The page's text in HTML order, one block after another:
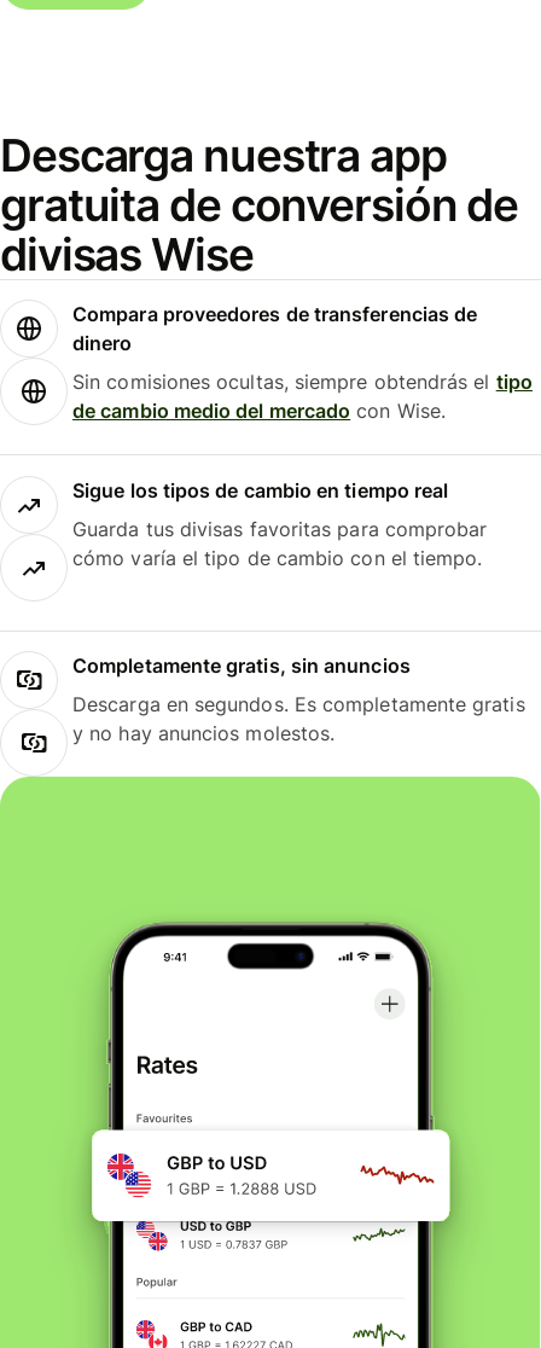
Descarga nuestra app
gratuita de conversión de
divisas Wise
Compara proveedores de transferencias de
dinero
Sin comisiones ocultas, siempre obtendrás el tipo
de cambio medio del mercado con Wise.
Sigue los tipos de cambio en tiempo real
Guarda tus divisas favoritas para comprobar
cómo varía el tipo de cambio con el tiempo.
Completamente gratis, sin anuncios
Descarga en segundos. Es completamente gratis
y no hay anuncios molestos.